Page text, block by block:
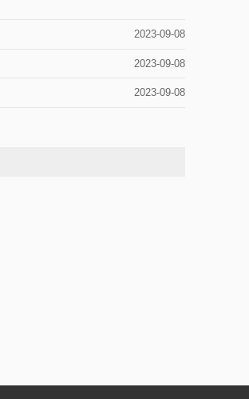
2023-09-08
2023-09-08
2023-09-08